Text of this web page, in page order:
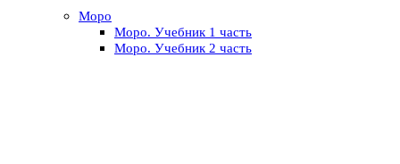
Моро
Моро. Учебник 1 часть
Моро. Учебник 2 часть